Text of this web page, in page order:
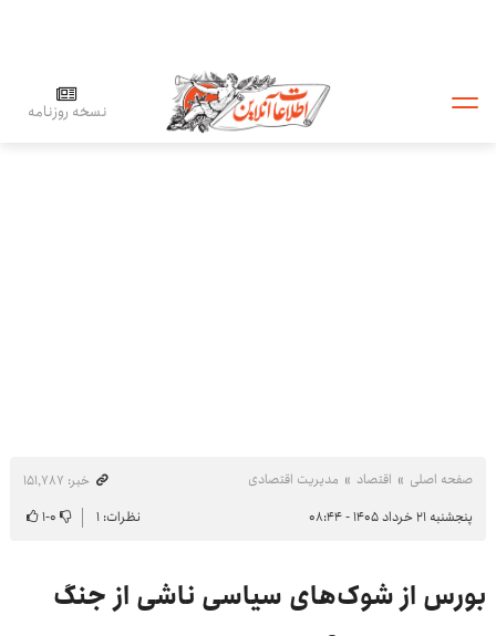
نسخه روزنامه
صفحه اصلی اقتصاد مدیریت اقتصادی
خبر: ۱۵۱٬۷۸۷
پنجشنبه ۲۱ خرداد ۱۴۰۵ - ۰۸:۴۴
نظرات: ۱ ۰-۱
بورس از شوک‌های سیاسی ناشی از جنگ